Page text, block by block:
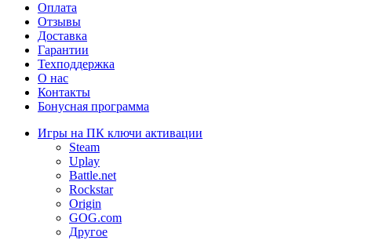
Оплата
Отзывы
Доставка
Гарантии
Техподдержка
О нас
Контакты
Бонусная программа
Игры на ПК ключи активации
Steam
Uplay
Battle.net
Rockstar
Origin
GOG.com
Другое